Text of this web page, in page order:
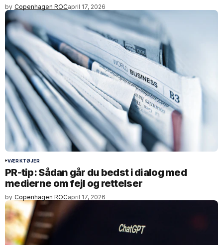
by Copenhagen ROCapril 17, 2026
VÆRKTØJER
PR-tip: Sådan går du bedst i dialog med
medierne om fejl og rettelser
by Copenhagen ROCapril 17, 2026